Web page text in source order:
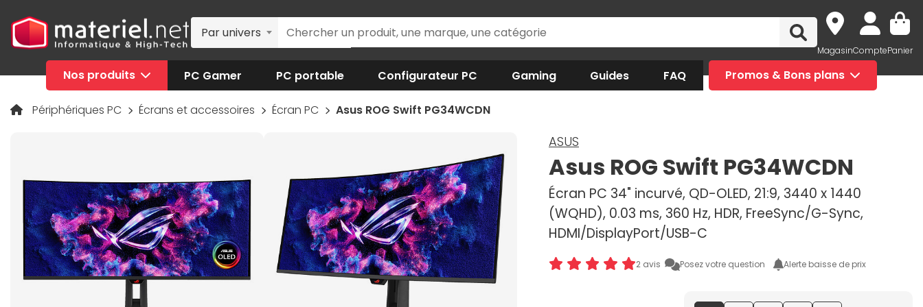
Par univers
MagasinComptePanier
Nos produits PC Gamer PC portable Configurateur PC Gaming Guides FAQ Promos & Bons plans
Périphériques PC Écrans et accessoires Écran PC Asus ROG Swift PG34WCDN
ASUS
Asus ROG Swift PG34WCDN
Écran PC 34" incurvé, QD-OLED, 21:9, 3440 x 1440
(WQHD), 0.03 ms, 360 Hz, HDR, FreeSync/G-Sync,
HDMI/DisplayPort/USB-C
2 avis Posez votre question Alerte baisse de prix